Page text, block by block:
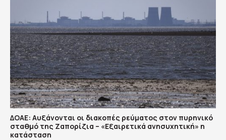
ΔΟΑΕ: Αυξάνονται οι διακοπές ρεύματος στον πυρηνικό
σταθμό της Ζαπορίζια – «Εξαιρετικά ανησυχητική» η
κατάσταση